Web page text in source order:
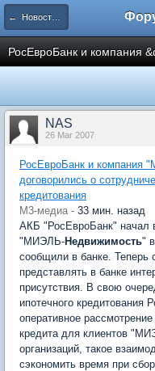
← Новости рынка недвижимости
РосЕвроБанк и компания
NAS
26 Mar 2007
РосЕвроБанк и компания
договорились о
кредитования
М3-медиа - 33 мин. назад
АКБ "РосЕвроБанк" начал
"МИЭЛЬ-Недвижимость"
сообщили в банке.
представлять в банке
присутствия. В свою
ипотечного кредитования
оперативное
кредита для клиентов
организаций, такое
сэкономить время при